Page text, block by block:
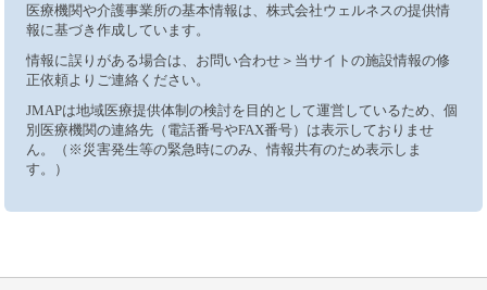
医療機関や介護事業所の基本情報は、株式会社ウェルネスの提供情
報に基づき作成しています。
情報に誤りがある場合は、お問い合わせ＞当サイトの施設情報の修
正依頼よりご連絡ください。
JMAPは地域医療提供体制の検討を目的として運営しているため、個
別医療機関の連絡先（電話番号やFAX番号）は表示しておりませ
ん。（※災害発生等の緊急時にのみ、情報共有のため表示しま
す。）